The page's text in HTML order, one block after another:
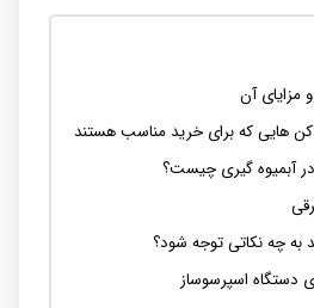
مزایای آن
هایی که برای خرید مناسب هستند
آبمیوه گیری چیست؟
به چه نکاتی توجه شود؟
دستگاه اسپرسوساز